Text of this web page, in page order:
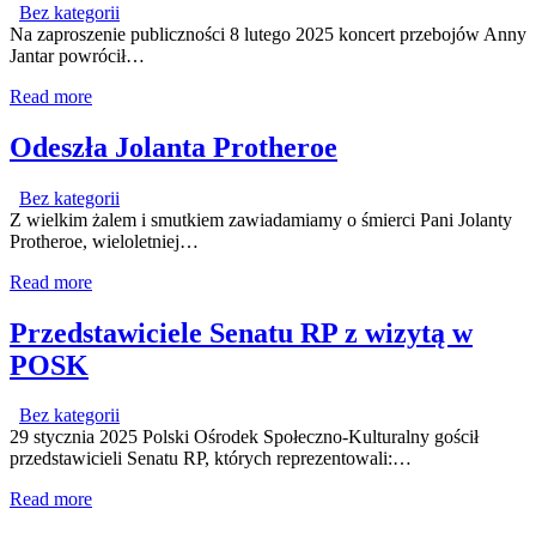
Bez kategorii
Na zaproszenie publiczności 8 lutego 2025 koncert przebojów Anny
Jantar powrócił…
Read more
Odeszła Jolanta Protheroe
Bez kategorii
Z wielkim żalem i smutkiem zawiadamiamy o śmierci Pani Jolanty
Protheroe, wieloletniej…
Read more
Przedstawiciele Senatu RP z wizytą w
POSK
Bez kategorii
29 stycznia 2025 Polski Ośrodek Społeczno-Kulturalny gościł
przedstawicieli Senatu RP, których reprezentowali:…
Read more